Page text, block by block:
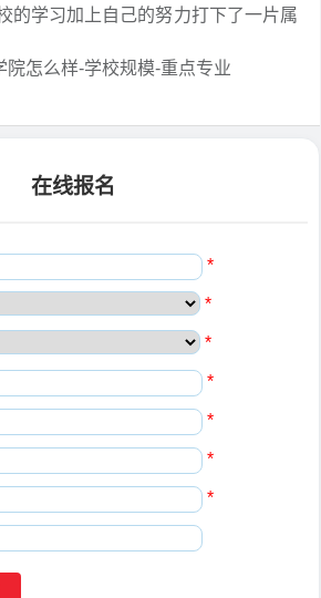
的学习加上自己的努力打下了一片属
院怎么样-学校规模-重点专业
在线报名
*
*
*
*
*
*
*